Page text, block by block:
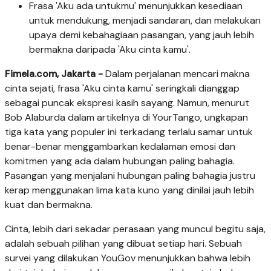
Frasa 'Aku ada untukmu' menunjukkan kesediaan
untuk mendukung, menjadi sandaran, dan melakukan
upaya demi kebahagiaan pasangan, yang jauh lebih
bermakna daripada 'Aku cinta kamu'.
Fimela.com, Jakarta -Dalam perjalanan mencari makna
cinta sejati, frasa 'Aku cinta kamu' seringkali dianggap
sebagai puncak ekspresi kasih sayang. Namun, menurut
Bob Alaburda dalam artikelnya di YourTango, ungkapan
tiga kata yang populer ini terkadang terlalu samar untuk
benar-benar menggambarkan kedalaman emosi dan
komitmen yang ada dalam hubungan paling bahagia.
Pasangan yang menjalani hubungan paling bahagia justru
kerap menggunakan lima kata kuno yang dinilai jauh lebih
kuat dan bermakna.
Cinta, lebih dari sekadar perasaan yang muncul begitu saja,
adalah sebuah pilihan yang dibuat setiap hari. Sebuah
survei yang dilakukan YouGov menunjukkan bahwa lebih